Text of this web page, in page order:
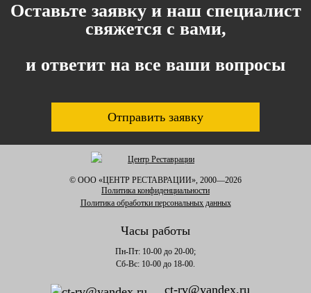
Оставьте заявку и наш специалист
свяжется с вами,
и ответит на все ваши вопросы
Отправить заявку
© ООО «ЦЕНТР РЕСТАВРАЦИИ», 2000—2026
Политика конфиденциальности
Политика обработки персональных данных
Часы работы
Пн-Пт: 10-00 до 20-00;
Сб-Вс: 10-00 до 18-00.
ct-rv@yandex.ru